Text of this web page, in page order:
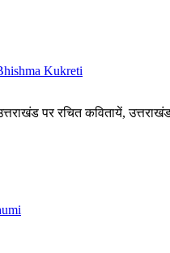
Kukreti
पर रचित कवितायें,